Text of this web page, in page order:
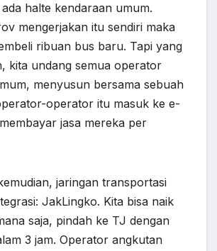
halte kendaraan umum.
mengerjakan itu sendiri maka
ribuan bus baru. Tapi yang
kita undang semua operator
menyusun bersama sebuah
operator itu masuk ke e-
jasa mereka per
jaringan transportasi
JakLingko. Kita bisa naik
saja, pindah ke TJ dengan
3 jam. Operator angkutan